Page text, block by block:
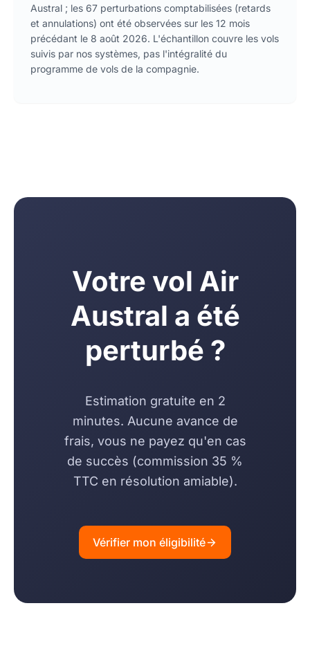
Austral ; les 67 perturbations comptabilisées (retards
et annulations) ont été observées sur les 12 mois
précédant le 8 août 2026. L'échantillon couvre les vols
suivis par nos systèmes, pas l'intégralité du
programme de vols de la compagnie.
Votre vol Air
Austral a été
perturbé ?
Estimation gratuite en 2
minutes. Aucune avance de
frais, vous ne payez qu'en cas
de succès (commission 35 %
TTC en résolution amiable).
Vérifier mon éligibilité